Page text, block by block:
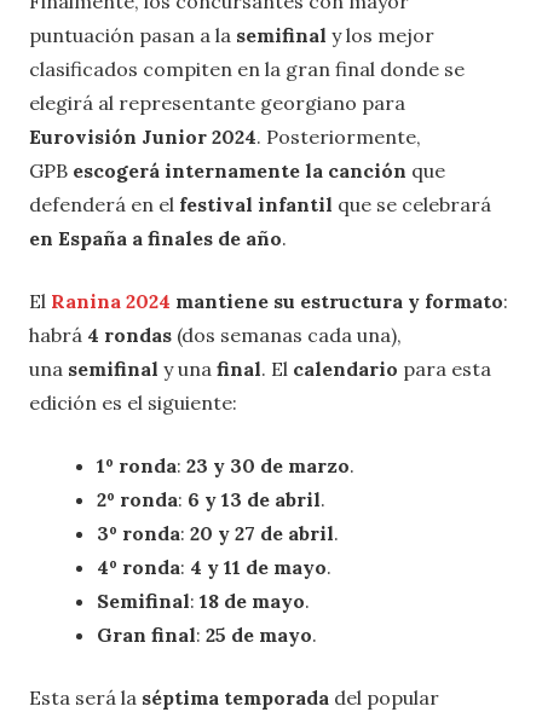
puntuación pasan a la semifinal y los mejor
clasificados compiten en la gran final donde se
elegirá al representante georgiano para
Eurovisión Junior 2024. Posteriormente,
GPB escogerá internamente la canción que
defenderá en el festival infantil que se celebrará
en España a finales de año.
El Ranina 2024 mantiene su estructura y formato:
habrá 4 rondas (dos semanas cada una),
una semifinal y una final. El calendario para esta
edición es el siguiente:
1º ronda: 23 y 30 de marzo.
2º ronda: 6 y 13 de abril.
3º ronda: 20 y 27 de abril.
4º ronda: 4 y 11 de mayo.
Semifinal: 18 de mayo.
Gran final: 25 de mayo.
Esta será la séptima temporada del popular